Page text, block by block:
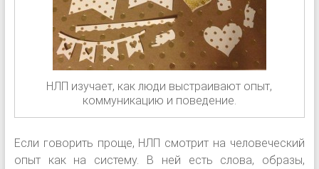
НЛП изучает, как люди выстраивают опыт,
коммуникацию и поведение.
Если говорить проще, НЛП смотрит на человеческий
опыт как на систему. В ней есть слова, образы,